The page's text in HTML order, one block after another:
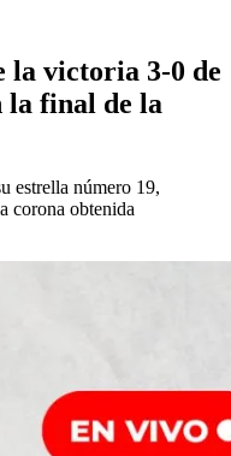
la victoria 3-0 de
la final de la
estrella número 19,
corona obtenida